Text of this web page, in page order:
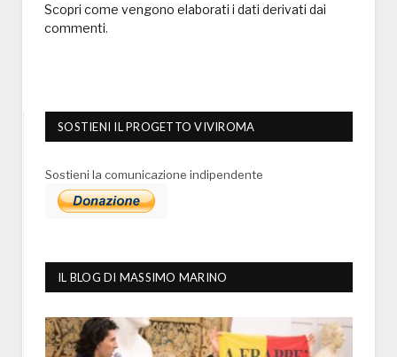
Scopri come vengono elaborati i dati derivati dai
commenti.
SOSTIENI IL PROGETTO VIVIROMA
Sostieni la comunicazione indipendente
IL BLOG DI MASSIMO MARINO